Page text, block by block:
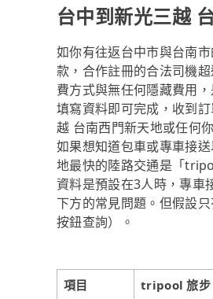
台中到新光三越
如你有往返台中市與台南
款，合作註冊的合法司機
費方式與無任何隱藏費用
填寫資料即可完成，收到
越 台南西門新天地或任何
如果想知道包車或專車接
地最快的陸路交通是「
資料是預設在3人時，專車
下方的常見問題。但假設
按鈕查詢）。
項目 tripool 旅步